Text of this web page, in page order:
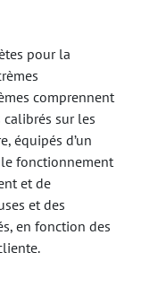
pour la
comprennent
sur les
équipés d’un
fonctionnement
et de
et des
en fonction des